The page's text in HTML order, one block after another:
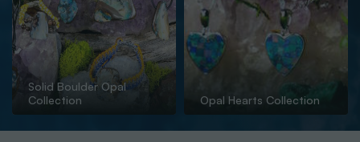
Solid Boulder Opal
Collection
Opal Hearts Collection